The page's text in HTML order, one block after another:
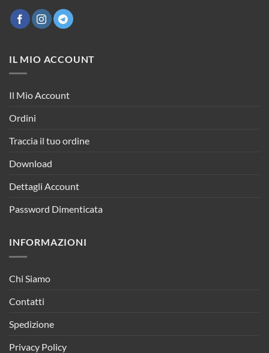
IL MIO ACCOUNT
Il Mio Account
Ordini
Traccia il tuo ordine
Download
Dettagli Account
Password Dimenticata
INFORMAZIONI
Chi Siamo
Contatti
Spedizione
Privacy Policy